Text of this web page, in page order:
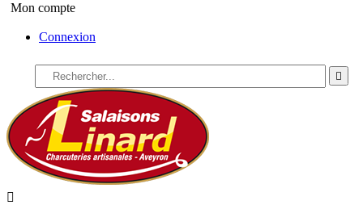
Mon compte
Connexion

